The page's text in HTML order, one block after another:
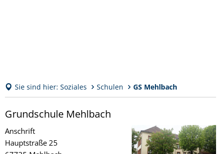
Sie sind hier: Soziales Schulen GS Mehlbach
GS
Mehlbach
Grundschule Mehlbach
Anschrift
Hauptstraße 25